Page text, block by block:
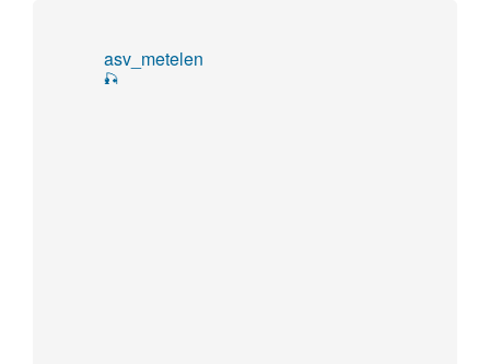
asv_metelen
🎣